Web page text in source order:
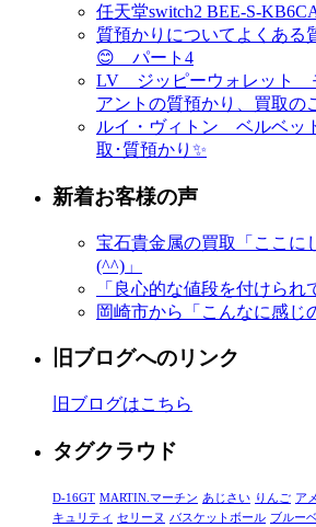
任天堂switch2 BEE-S-
質預かりについてよくある
😊 パート4
LV ジッピーウォレット
アントの質預かり、買取の
ルイ・ヴィトン ベルベッ
取･質預かり✨
新着お客様の声
宝石貴金属の買取「ここに
(^^)」
「良心的な値段を付けられ
岡崎市から「こんなに感じ
旧ブログへのリンク
旧ブログはこちら
タグクラウド
D-16GT MARTIN.マーチン あじさい りんご ア
キュリティ セリーヌ バスケットボール ブルー